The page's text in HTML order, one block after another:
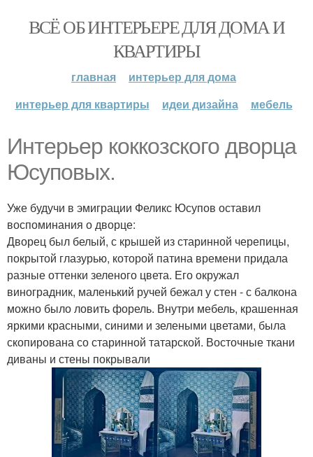
ВСЁ ОБ ИНТЕРЬЕРЕ ДЛЯ ДОМА И
КВАРТИРЫ
главная
интерьер для дома
интерьер для квартиры
идеи дизайна мебель
Интерьер коккозского дворца
Юсуповых.
Уже будучи в эмиграции Феликс Юсупов оставил
воспоминания о дворце:
Дворец был белый, с крышей из старинной черепицы,
покрытой глазурью, которой патина времени придала
разные оттенки зеленого цвета. Его окружал
виноградник, маленький ручей бежал у стен - с балкона
можно было ловить форель. Внутри мебель, крашенная
яркими красными, синими и зелеными цветами, была
скопирована со старинной татарской. Восточные ткани
диваны и стены покрывали